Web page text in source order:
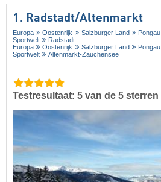
1. Radstadt/​Altenmarkt
Europa Oostenrijk Salzburger Land Pongau
Sportwelt
Radstadt
Europa
Oostenrijk Salzburger Land Pongau
Sportwelt
Altenmarkt-Zauchensee
Testresultaat: 5 van de 5 sterren